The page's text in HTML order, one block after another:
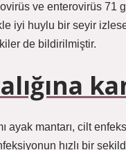
ve enterovirüs
iyi huylu bir seyir
de bildirilmiştir.
ayak mantarı, cilt
hızlı bir